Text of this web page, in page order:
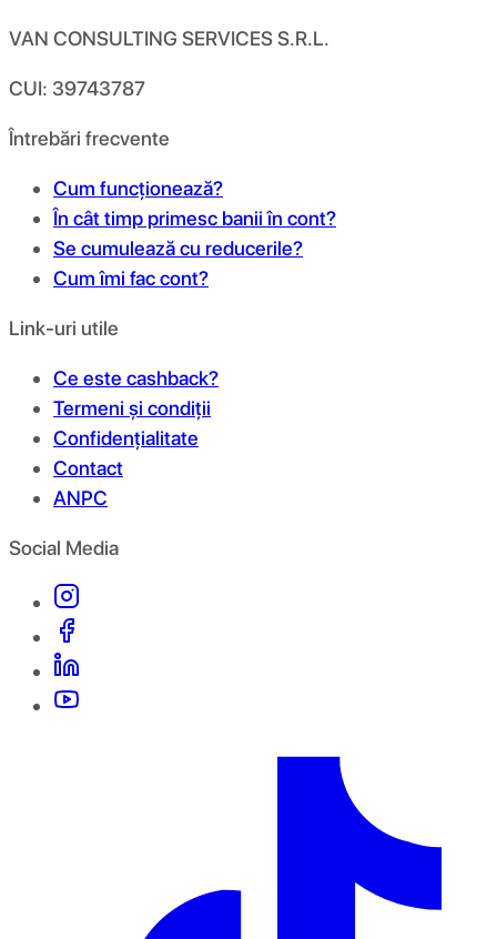
VAN CONSULTING SERVICES S.R.L.
CUI: 39743787
Întrebări frecvente
Cum funcționează?
În cât timp primesc banii în cont?
Se cumulează cu reducerile?
Cum îmi fac cont?
Link-uri utile
Ce este cashback?
Termeni și condiții
Confidențialitate
Contact
ANPC
Social Media